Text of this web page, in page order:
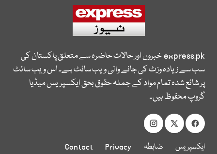
express.pkخبروں اور حالات حاضرہ سے متعلق پاکستان کی
سب سے زیادہ وزٹ کی جانے والی ویب سائٹ ہے۔ اس ویب سائٹ
پر شائع شدہ تمام مواد کے جملہ حقوق بحق ایکسپریس میڈیا
گروپ محفوظ ہیں۔
ایکسپریس
ضابطہ
Privacy
Contact